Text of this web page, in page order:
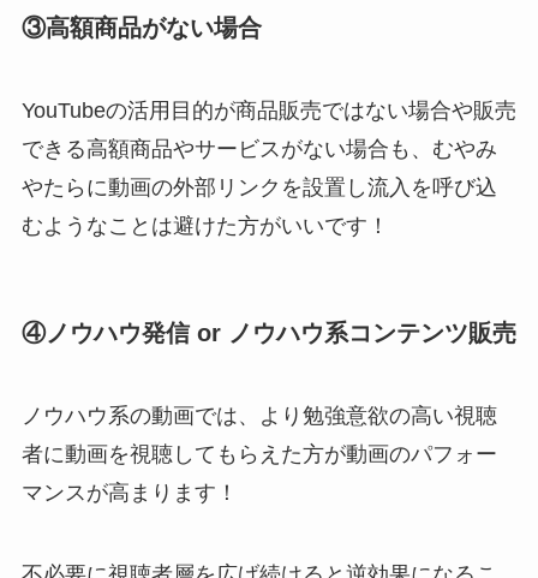
③高額商品がない場合
YouTubeの活用目的が商品販売ではない場合や販売
できる高額商品やサービスがない場合も、むやみ
やたらに動画の外部リンクを設置し流入を呼び込
むようなことは避けた方がいいです！
④ノウハウ発信 or ノウハウ系コンテンツ販売
ノウハウ系の動画では、より勉強意欲の高い視聴
者に動画を視聴してもらえた方が動画のパフォー
マンスが高まります！